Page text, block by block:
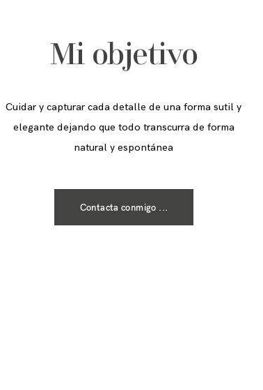
Mi objetivo
Cuidar y capturar cada detalle de una forma sutil y
elegante dejando que todo transcurra de forma
natural y espontánea
Contacta conmigo ...